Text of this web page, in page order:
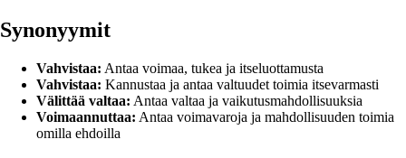
Synonyymit
Vahvistaa: Antaa voimaa, tukea ja itseluottamusta
Vahvistaa: Kannustaa ja antaa valtuudet toimia itsevarmasti
Välittää valtaa: Antaa valtaa ja vaikutusmahdollisuuksia
Voimaannuttaa: Antaa voimavaroja ja mahdollisuuden toimia
omilla ehdoilla